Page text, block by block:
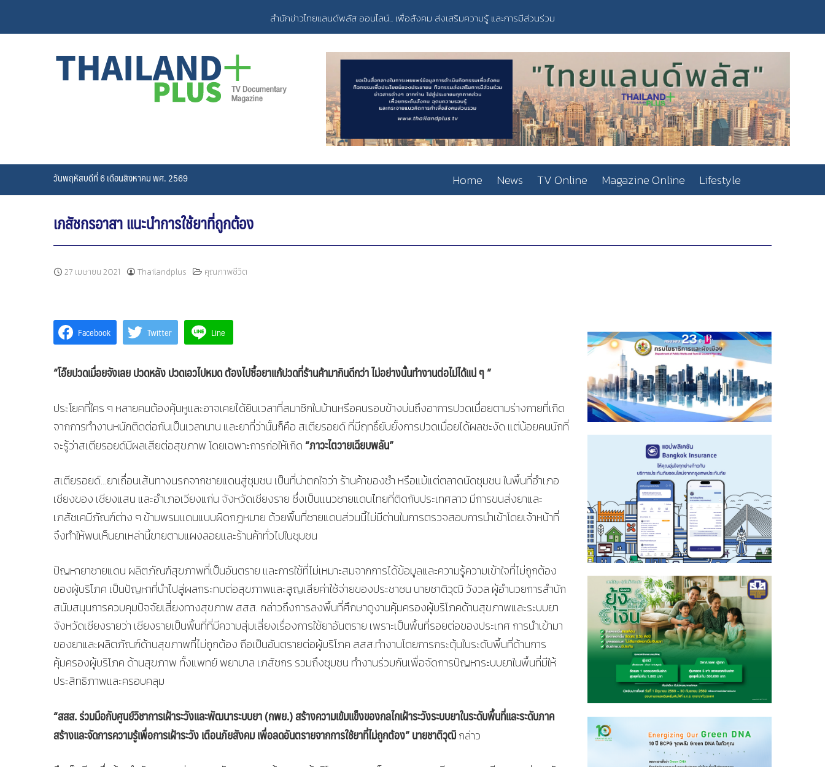
content
สำนักข่าวไทยแลนด์พลัส ออนไลน์... เพื่อสังคม ส่งเสริมความรู้ และการมีส่วนร่วม
วันพฤหัสบดีที่ 6 เดือนสิงหาคม พศ. 2569 Home News TV Online Magazine Online Lifestyle
เภสัชกรอาสา แนะนำการใช้ยาที่ถูกต้อง
27 เมษายน 2021 Thailandplus คุณภาพชีวิต
Facebook Twitter Line
“โอ๊ยปวดเมื่อยจังเลย ปวดหลัง ปวดเอวไปหมด ต้องไปซื้อยาแก้ปวดที่ร้านค้ามากินดีกว่า ไม่อย่างนั้นทำงานต่อไม่ได้แน่ ๆ ”
ประโยคที่ใคร ๆ หลายคนต้องคุ้นหูและอาจเคยได้ยินเวลาที่สมาชิกในบ้านหรือคนรอบข้างบ่นถึงอาการปวดเมื่อยตามร่างกายที่เกิด
จากการทำงานหนักติดต่อกันเป็นเวลานาน และยาที่ว่านั้นก็คือ สเตียรอยด์ ที่มีฤทธิ์ยับยั้งการปวดเมื่อยได้ผลชะงัด แต่น้อยคนนักที่
จะรู้ว่าสเตียรอยด์มีผลเสียต่อสุขภาพ โดยเฉพาะการก่อให้เกิด“ภาวะไตวายเฉียบพลัน”
สเตียรอยด์…ยาเถื่อนเส้นทางนรกจากชายแดนสู่ชุมชน เป็นที่น่าตกใจว่า ร้านค้าของชำ หรือแม้แต่ตลาดนัดชุมชน ในพื้นที่อำเภอ
เชียงของ เชียงแสน และอำเภอเวียงแก่น จังหวัดเชียงราย ซึ่งเป็นแนวชายแดนไทยที่ติดกับประเทศลาว มีการขนส่งยาและ
เภสัชเคมีภัณฑ์ต่าง ๆ ข้ามพรมแดนแบบผิดกฎหมาย ด้วยพื้นที่ชายแดนส่วนนี้ไม่มีด่านในการตรวจสอบการนำเข้าโดยเจ้าหน้าที่
จึงทำให้พบเห็นยาเหล่านี้ขายตามแผงลอยและร้านค้าทั่วไปในชุมชน
ปัญหายาชายแดน ผลิตภัณฑ์สุขภาพที่เป็นอันตราย และการใช้ที่ไม่เหมาะสมจากการได้ข้อมูลและความรู้ความเข้าใจที่ไม่ถูกต้อง
ของผู้บริโภค เป็นปัญหาที่นำไปสู่ผลกระทบต่อสุขภาพและสูญเสียค่าใช้จ่ายของประชาชน นายชาติวุฒิ วังวล ผู้อำนวยการสำนัก
สนับสนุนการควบคุมปัจจัยเสี่ยงทางสุขภาพ สสส. กล่าวถึงการลงพื้นที่ศึกษาดูงานคุ้มครองผู้บริโภคด้านสุขภาพและระบบยา
จังหวัดเชียงรายว่า เชียงรายเป็นพื้นที่ที่มีความสุ่มเสี่ยงเรื่องการใช้ยาอันตราย เพราะเป็นพื้นที่รอยต่อของประเทศ การนำเข้ามา
ของยาและผลิตภัณฑ์ด้านสุขภาพที่ไม่ถูกต้อง ถือเป็นอันตรายต่อผู้บริโภค สสส.ทำงานโดยการกระตุ้นในระดับพื้นที่ด้านการ
คุ้มครองผู้บริโภค ด้านสุขภาพ ทั้งแพทย์ พยาบาล เภสัชกร รวมถึงชุมชน ทำงานร่วมกันเพื่อจัดการปัญหาระบบยาในพื้นที่มีให้
ประสิทธิภาพและครอบคลุม
“สสส. ร่วมมือกับศูนย์วิชาการเฝ้าระวังและพัฒนาระบบยา (กพย.) สร้างความเข้มแข็งของกลไกเฝ้าระวังระบบยาในระดับพื้นที่และระดับภาค
สร้างและจัดการความรู้เพื่อการเฝ้าระวัง เตือนภัยสังคม เพื่อลดอันตรายจากการใช้ยาที่ไม่ถูกต้อง” นายชาติวุฒิกล่าว